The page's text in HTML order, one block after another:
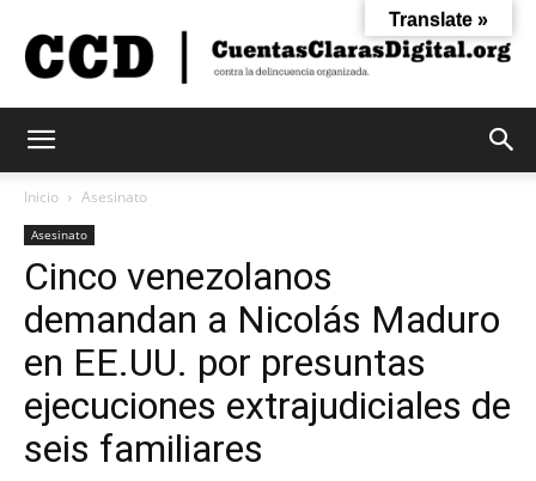
Claras
Digital
Inicio Asesinato
Asesinato
Cinco venezolanos
demandan a Nicolás Maduro
en EE.UU. por presuntas
ejecuciones extrajudiciales de
seis familiares
Translate »